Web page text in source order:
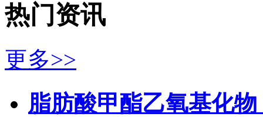
热门资讯
更多>>
脂肪酸甲酯乙氧基化